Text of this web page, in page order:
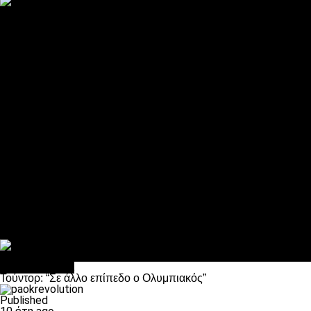
Τούντορ: “Σε άλλο επίπεδο ο Ολυμπιακός”
Published